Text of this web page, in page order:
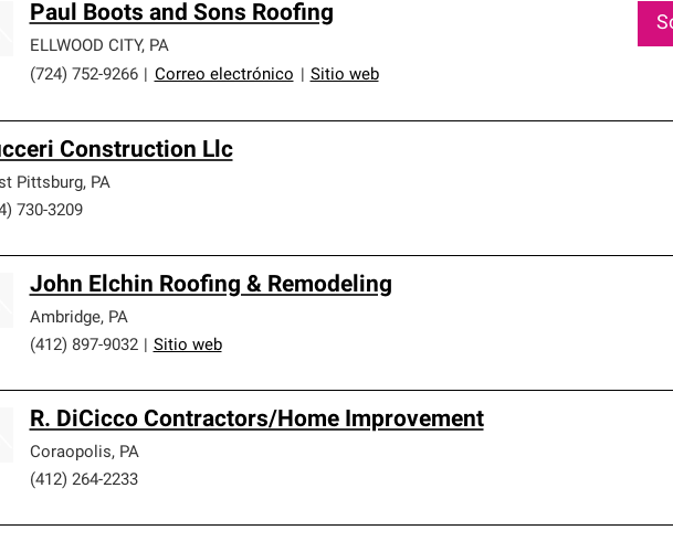
Paul Boots and Sons Roofing
ELLWOOD CITY, PA
(724) 752-9266
Correo electrónico Sitio web
Construction Llc
Pittsburg, PA
730-3209
John Elchin Roofing & Remodeling
Ambridge, PA
(412) 897-9032
Sitio web
R. DiCicco Contractors/Home Improvement
Coraopolis, PA
(412) 264-2233